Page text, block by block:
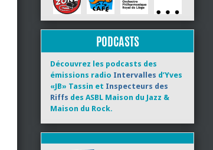
PODCASTS
Découvrez les podcasts des
émissions radio Intervalles d’Yves
«JB» Tassin et Inspecteurs des
Riffs des ASBL Maison du Jazz &
Maison du Rock.